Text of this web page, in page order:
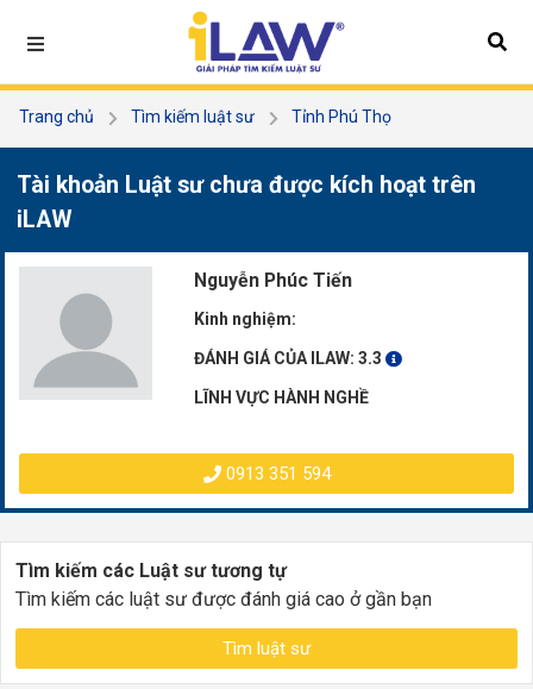
Trang chủ Tìm kiếm luật sư
Tỉnh Phú Thọ
Tài khoản Luật sư chưa được kích hoạt trên
iLAW
Nguyễn Phúc Tiến
Kinh nghiệm:
ĐÁNH GIÁ CỦA ILAW: 3.3
LĨNH VỰC HÀNH NGHỀ
0913 351 594
Tìm kiếm các Luật sư tương tự
Tìm kiếm các luật sư được đánh giá cao ở gần bạn
Tìm luật sư